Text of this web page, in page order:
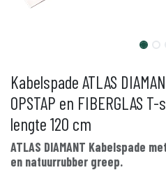
Kabelspade ATLAS
OPSTAP en FIBERGLAS
lengte 120 cm
ATLAS DIAMANT Kabelspade
en natuurrubber greep.